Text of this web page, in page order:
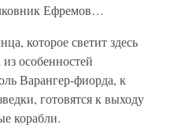
Ефремов…
которое светит здесь
особенностей
Варангер-фиорда, к
готовятся к выходу
корабли.